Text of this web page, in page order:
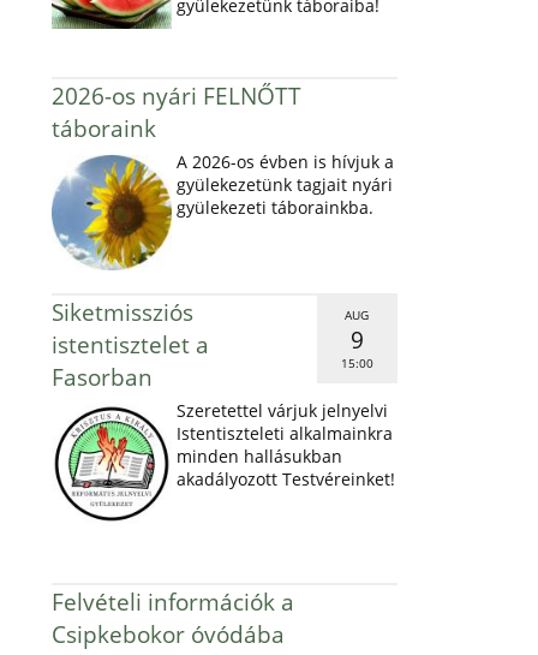
gyülekezetünk táboraiba!
2026-os nyári FELNŐTT
táboraink
A 2026-os évben is hívjuk a
gyülekezetünk tagjait nyári
gyülekezeti táborainkba.
AUG
9
15:00
Siketmissziós
istentisztelet a
Fasorban
Szeretettel várjuk jelnyelvi
Istentiszteleti alkalmainkra
minden hallásukban
akadályozott Testvéreinket!
Felvételi információk a
Csipkebokor óvódába